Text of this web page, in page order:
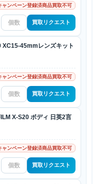
ンペーン登録済商品買取不可
買取リクエスト
XC15-45mmレンズキット
ンペーン登録済商品買取不可
買取リクエスト
X-S20 ボディ 日英2言
ンペーン登録済商品買取不可
買取リクエスト